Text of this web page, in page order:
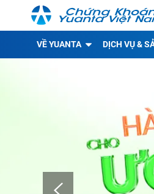
VỀ YUANTA DỊCH VỤ &